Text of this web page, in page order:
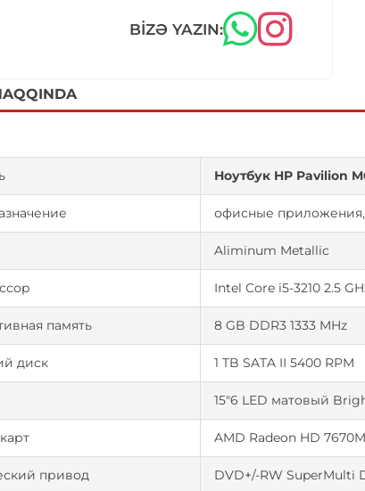
BIZƏ YAZIN:
Ноутбук HP Pavilion
офисные
Aliminum Metallic
Intel Core i5-3210 2.5
память 8 GB DDR3 1333 MHz
диск 1 TB SATA II 5400 RPM
15"6 LED матовый
AMD Radeon HD
привод DVD+/-RW SuperMulti